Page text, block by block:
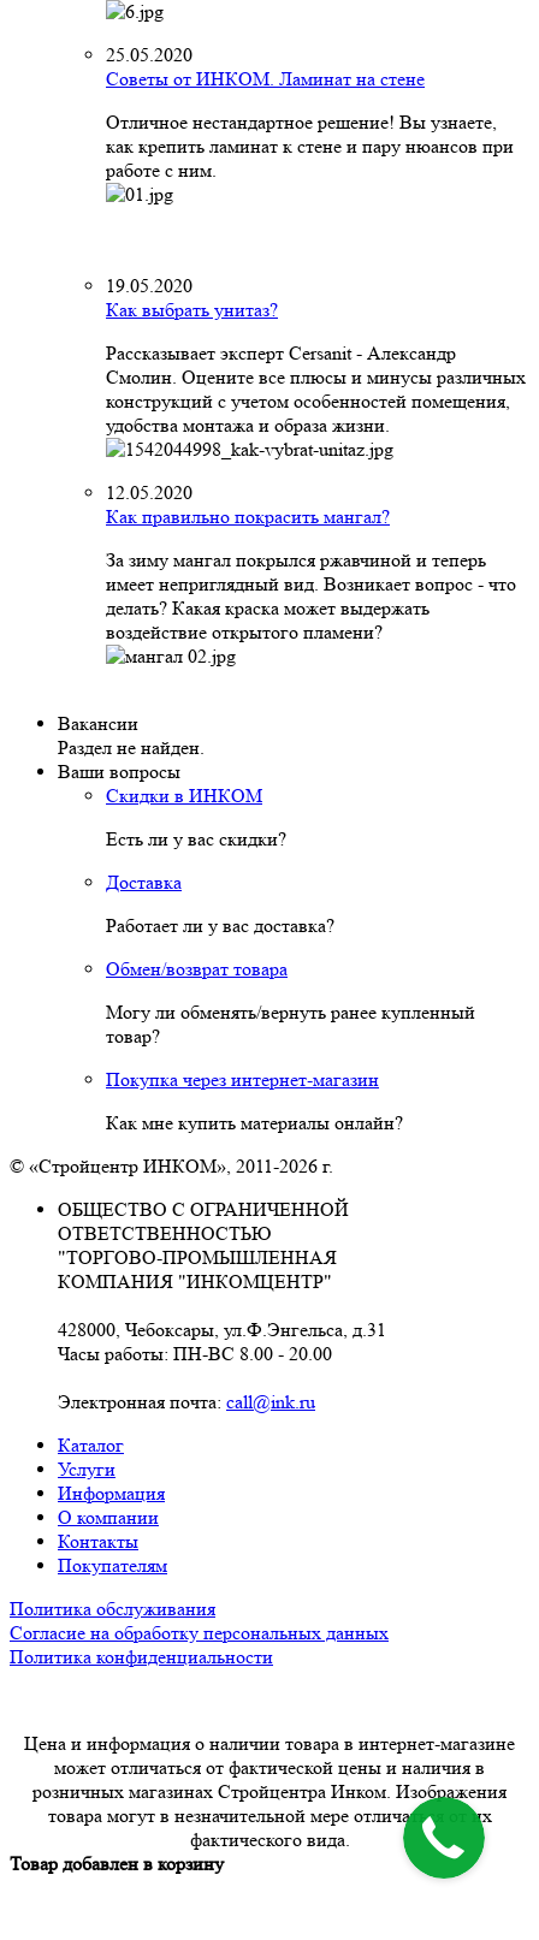
25.05.2020
Советы от ИНКОМ. Ламинат на стене
Отличное нестандартное решение! Вы узнаете,
как крепить ламинат к стене и пару нюансов при
работе с ним.
19.05.2020
Как выбрать унитаз?
Рассказывает эксперт Cersanit - Александр
Смолин. Оцените все плюсы и минусы различных
конструкций с учетом особенностей помещения,
удобства монтажа и образа жизни.
12.05.2020
Как правильно покрасить мангал?
За зиму мангал покрылся ржавчиной и теперь
имеет неприглядный вид. Возникает вопрос - что
делать? Какая краска может выдержать
воздействие открытого пламени?
Вакансии
Раздел не найден.
Ваши вопросы
Скидки в ИНКОМ
Есть ли у вас скидки?
Доставка
Работает ли у вас доставка?
Обмен/возврат товара
Могу ли обменять/вернуть ранее купленный
товар?
Покупка через интернет-магазин
Как мне купить материалы онлайн?
© «Стройцентр ИНКОМ», 2011-2026 г.
ОБЩЕСТВО С ОГРАНИЧЕННОЙ
ОТВЕТСТВЕННОСТЬЮ
"ТОРГОВО-ПРОМЫШЛЕННАЯ
КОМПАНИЯ "ИНКОМЦЕНТР"
428000, Чебоксары, ул.Ф.Энгельса, д.31
Часы работы: ПН-ВС 8.00 - 20.00
Электронная почта: call@ink.ru
Каталог
Услуги
Информация
О компании
Контакты
Покупателям
Политика обслуживания
Согласие на обработку персональных данных
Политика конфиденциальности
Цена и информация о наличии товара в интернет-магазине
может отличаться от фактической цены и наличия в
розничных магазинах Стройцентра Инком. Изображения
товара могут в незначительной мере отличаться от их
фактического вида.
Товар добавлен в корзину